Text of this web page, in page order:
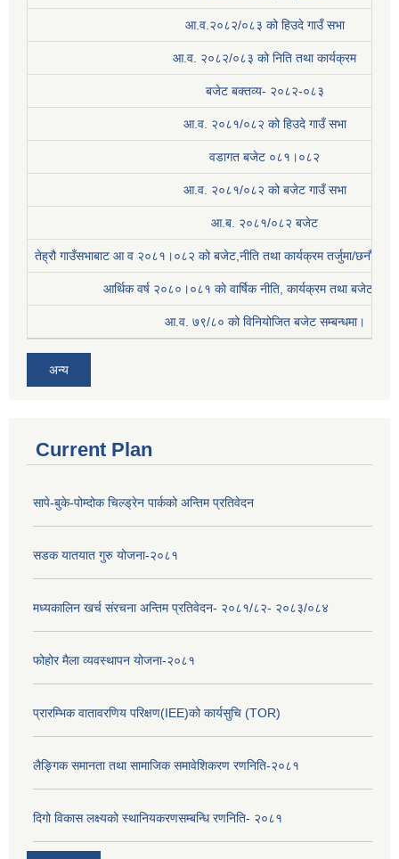
आ.व.२०८२/०८३ को हिउदे गाउँ सभा
आ.व. २०८२/०८३ को निति तथा कार्यक्रम
बजेट बक्तव्य- २०८२-०८३
आ.व. २०८१/०८२ को हिउदे गाउँ सभा
वडागत बजेट ०८१।०८२
आ.व. २०८१/०८२ को बजेट गाउँ सभा
आ.ब. २०८१/०८२ बजेट
तेह्रौ गाउँसभाबाट आ व २०८१।०८२ को बजेट,नीति तथा कार्यक्रम तर्जुमा/छनौट
आर्थिक वर्ष २०८०।०८१ काे वार्षिक नीति, कार्यक्रम तथा बजेट
आ.व. ७९/८० को विनियोजित बजेट सम्बन्धमा।
अन्य
Current Plan
सापे-बुके-पोम्दोक चिल्ड्रेन पार्कको अन्तिम प्रतिवेदन
सडक यातयात गुरु योजना-२०८१
मध्यकालिन खर्च संरचना अन्तिम प्रतिवेदन- २०८१/८२- २०८३/०८४
फोहोर मैला व्यवस्थापन योजना-२०८१
प्रारम्भिक वातावरणिय परिक्षण(IEE)को कार्यसुचि (TOR)
लैङ्‍गिक समानता तथा सामाजिक समावेशिकरण रणनिति-२०८१
दिगो विकास लक्ष्यको स्थानियकरणसम्बन्धि रणनिति- २०८१